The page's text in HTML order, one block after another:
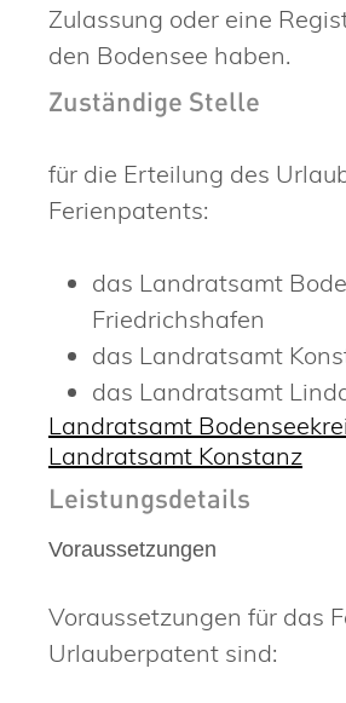
Zulassung oder eine
den Bodensee haben.
Zuständige Stelle
für die Erteilung des
Ferienpatents:
das Landratsamt
Friedrichshafen
das Landratsamt
das Landratsamt
Landratsamt
Landratsamt Konstanz
Leistungsdetails
Voraussetzungen
Voraussetzungen für das
Urlauberpatent sind: